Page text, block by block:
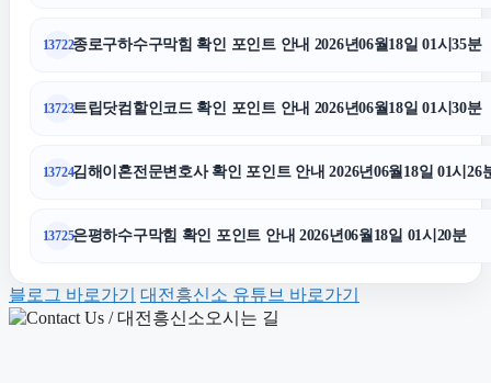
일산한의원
대전흥신소
서초이혼변호사
13722종로구하수구막힘 확인 포인트 안내 2026년06월18일 01시35분
13723트립닷컴할인코드 확인 포인트 안내 2026년06월18일 01시30분
13724김해이혼전문변호사 확인 포인트 안내 2026년06월18일 01시26
13725은평하수구막힘 확인 포인트 안내 2026년06월18일 01시20분
블로그 바로가기 대전흥신소 유튜브 바로가기